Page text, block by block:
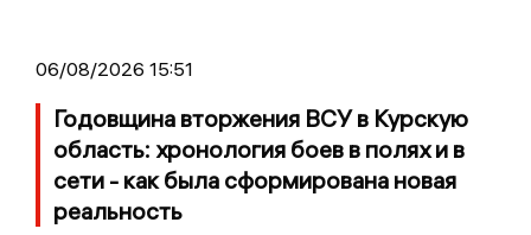
06/08/2026 15:51
Годовщина вторжения ВСУ в Курскую
область: хронология боев в полях и в
сети - как была сформирована новая
реальность